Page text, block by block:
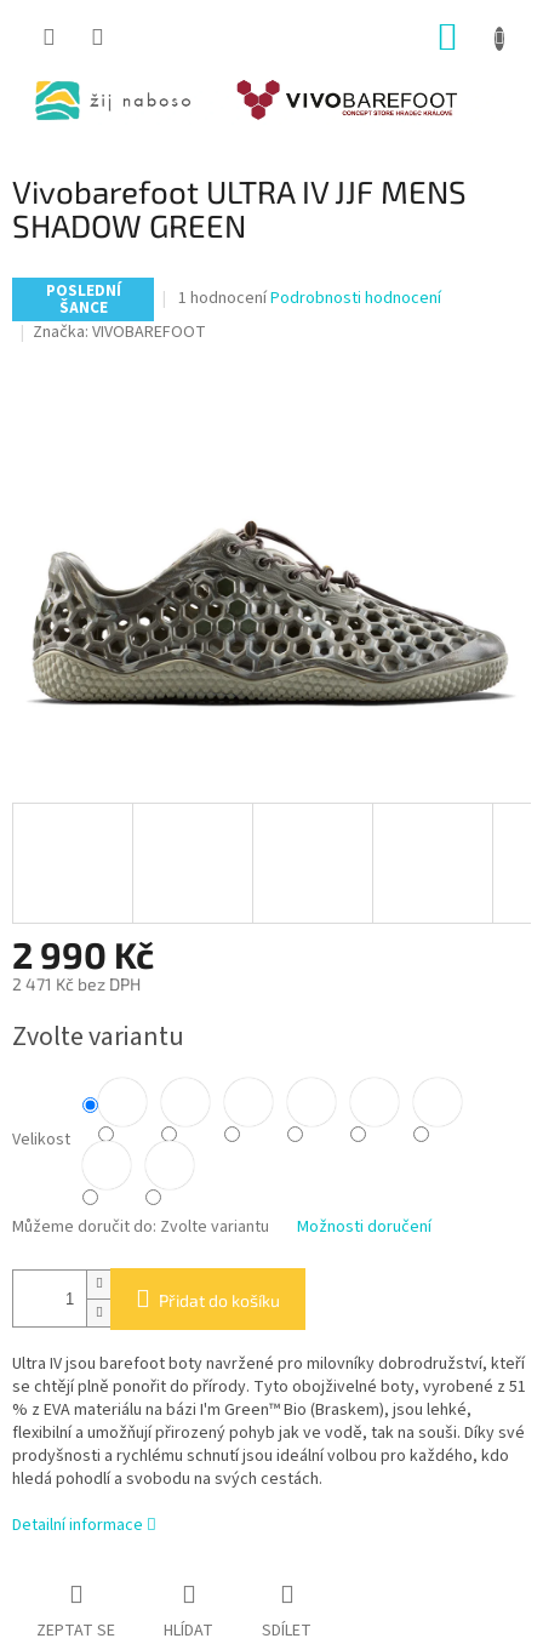
Vivobarefoot ULTRA IV JJF MENS
SHADOW GREEN
POSLEDNÍ
ŠANCE
Průměrné
hodnocení
produktu
1 hodnoceníPodrobnosti hodnocení
Značka: VIVOBAREFOOT
2 990 Kč
2 471 Kč bez DPH
cena:
Zvolte variantu
Velikost
Můžeme doručit do: Zvolte variantu Možnosti doručení
Přidat do košíku
Ultra IV jsou barefoot boty navržené pro milovníky dobrodružství, kteří
se chtějí plně ponořit do přírody. Tyto obojživelné boty, vyrobené z 51
% z EVA materiálu na bázi I'm Green™ Bio (Braskem), jsou lehké,
flexibilní a umožňují přirozený pohyb jak ve vodě, tak na souši. Díky své
prodyšnosti a rychlému schnutí jsou ideální volbou pro každého, kdo
hledá pohodlí a svobodu na svých cestách.
Detailní informace
ZEPTAT SE HLÍDAT SDÍLET